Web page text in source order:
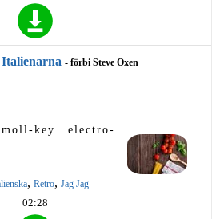
- förbi Steve Oxen
key electro-
, Retro, Jag Jag
02:28